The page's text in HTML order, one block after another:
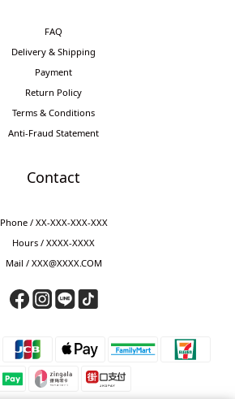
FAQ
Delivery & Shipping
Payment
Return Policy
Terms & Conditions
Anti-Fraud Statement
Contact
Phone / XX-XXX-XXX-XXX
Hours / XXXX-XXXX
Mail / XXX@XXXX.COM